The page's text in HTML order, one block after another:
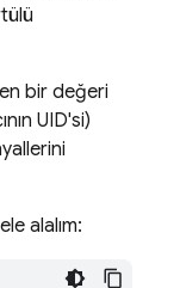
bir değeri
UID'si)
alalım: